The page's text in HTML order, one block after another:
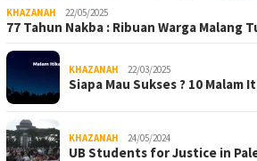
KHAZANAH 22/05/2025
77 Tahun Nakba : Ribuan Warga Malang
KHAZANAH 22/03/2025
Siapa Mau Sukses ? 10 Malam
KHAZANAH 24/05/2024
UB Students for Justice in